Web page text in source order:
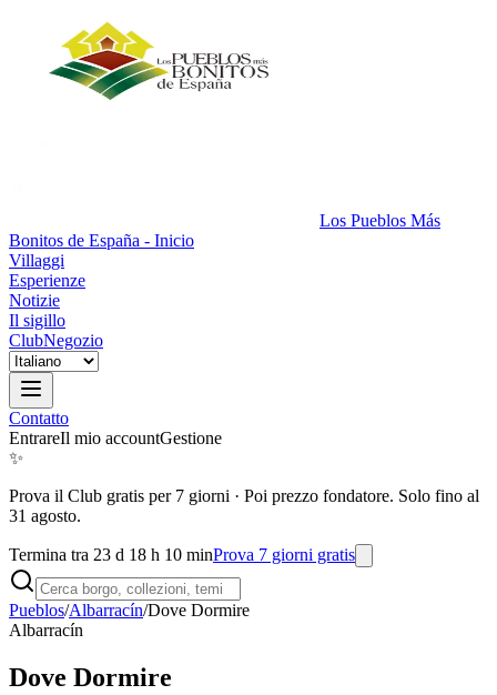
Los Pueblos Más
Bonitos de España - Inicio
Villaggi
Esperienze
Notizie
Il sigillo
ClubNegozio
Contatto
EntrareIl mio accountGestione
✨
Prova il Club gratis per 7 giorni · Poi prezzo fondatore. Solo fino al
31 agosto.
Termina tra 23 d 18 h 10 minProva 7 giorni gratis
Pueblos/Albarracín/Dove Dormire
Albarracín
Dove Dormire